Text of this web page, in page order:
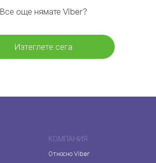
Все още нямате Viber?
Изтеглете сега
КОМПАНИЯ
Относно Viber